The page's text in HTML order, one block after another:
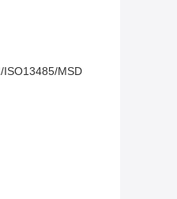
ISO13485/MSD